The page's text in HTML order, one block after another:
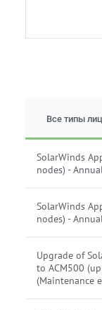
Все типы
SolarWinds
nodes) -
SolarWinds
nodes) -
Upgrade of
to ACM500
(Maintenance